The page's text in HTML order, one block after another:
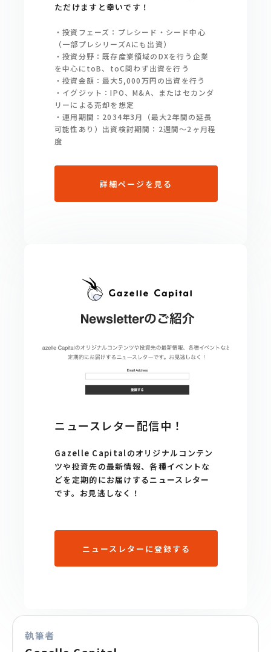
ただけますと幸いです！
・投資フェーズ：プレシード・シード中心
（一部プレシリーズAにも出資）
・投資分野：既存産業領域のDXを行う企業
を中心にtoB、toC問わず出資を行う
・投資金額：最大5,000万円の出資を行う
・イグジット：IPO、M&A、またはセカンダ
リーによる売却を想定
・運用期間：2034年3月（最大2年間の延長
可能性あり）出資検討期間：2週間〜2ヶ月程
度
詳細ページを見る
ニュースレター配信中！
Gazelle Capitalのオリジナルコンテン
ツや投資先の最新情報、各種イベントな
どを定期的にお届けするニュースレター
です。お見逃しなく！
ニュースレターに登録する
執筆者